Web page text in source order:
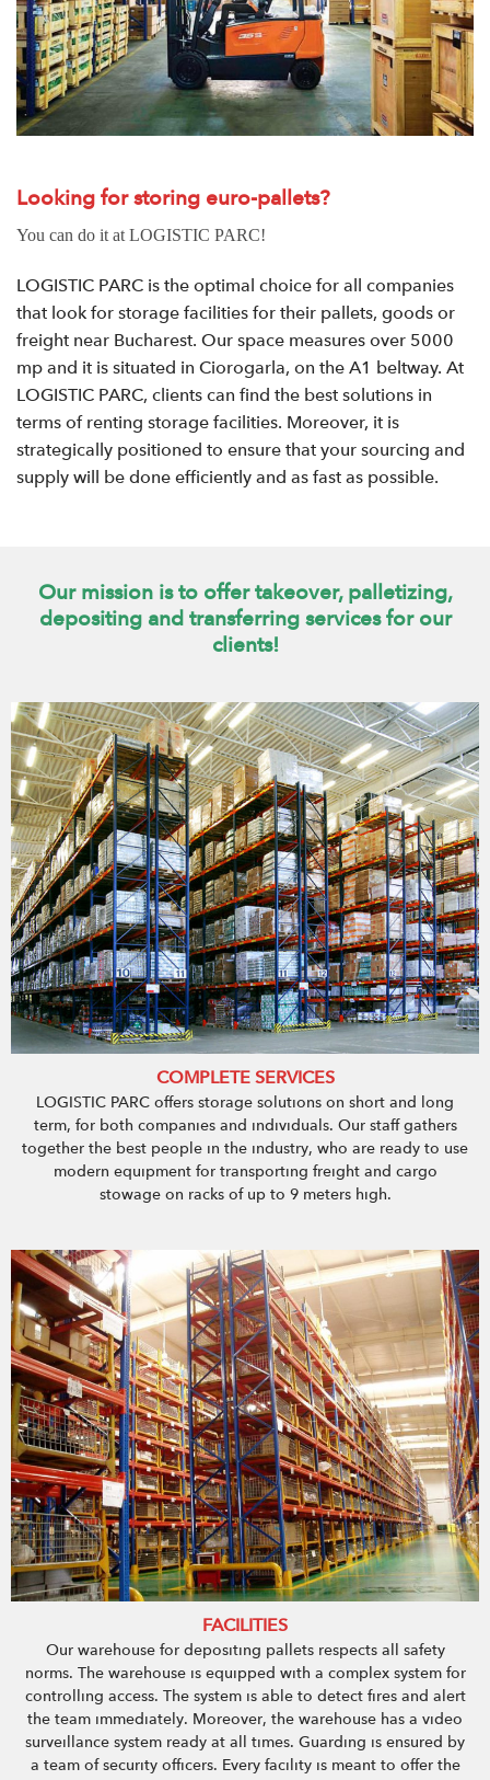
Looking for storing euro-pallets?
You can do it at LOGISTIC PARC!
LOGISTIC PARC is the optimal choice for all companies
that look for storage facilities for their pallets, goods or
freight near Bucharest. Our space measures over 5000
mp and it is situated in Ciorogarla, on the A1 beltway. At
LOGISTIC PARC, clients can find the best solutions in
terms of renting storage facilities. Moreover, it is
strategically positioned to ensure that your sourcing and
supply will be done efficiently and as fast as possible.
Our mission is to offer takeover, palletizing,
depositing and transferring services for our
clients!
COMPLETE SERVICES
LOGISTIC PARC offers storage solutions on short and long
term, for both companies and individuals. Our staff gathers
together the best people in the industry, who are ready to use
modern equipment for transporting freight and cargo
stowage on racks of up to 9 meters high.
FACILITIES
Our warehouse for depositing pallets respects all safety
norms. The warehouse is equipped with a complex system for
controlling access. The system is able to detect fires and alert
the team immediately. Moreover, the warehouse has a video
surveillance system ready at all times. Guarding is ensured by
a team of security officers. Every facility is meant to offer the